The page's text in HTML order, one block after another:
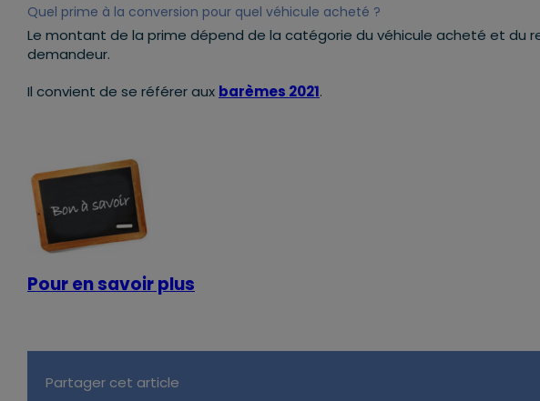
Quel prime à la conversion pour quel véhicule acheté ?
Le montant de la prime dépend de la catégorie du véhicule acheté et du
demandeur.
Il convient de se référer aux barèmes 2021.
Pour en savoir plus
Partager cet article